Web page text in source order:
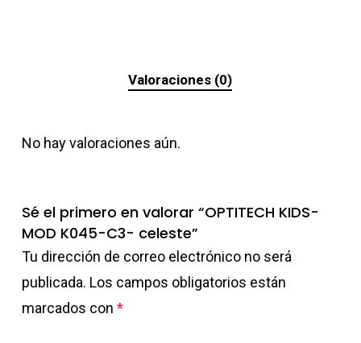
Valoraciones (0)
No hay valoraciones aún.
Sé el primero en valorar “OPTITECH KIDS-
MOD K045-C3- celeste”
Tu dirección de correo electrónico no será
publicada. Los campos obligatorios están
marcados con *